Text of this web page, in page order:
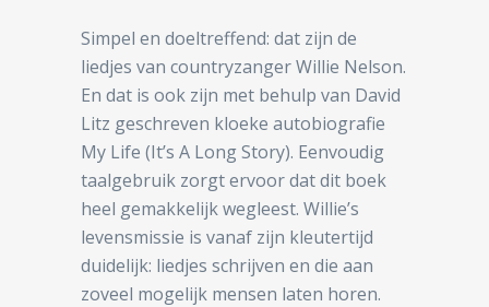
Simpel en doeltreffend: dat zijn de
liedjes van countryzanger Willie Nelson.
En dat is ook zijn met behulp van David
Litz geschreven kloeke autobiografie
My Life (It’s A Long Story). Eenvoudig
taalgebruik zorgt ervoor dat dit boek
heel gemakkelijk wegleest. Willie’s
levensmissie is vanaf zijn kleutertijd
duidelijk: liedjes schrijven en die aan
zoveel mogelijk mensen laten horen.